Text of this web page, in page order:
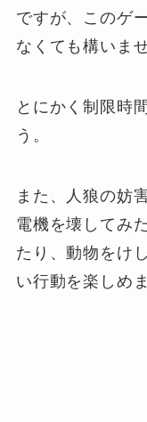
ですが、このゲ
なくても構いませ
とにかく制限時
う。
また、人狼の妨
電機を壊してみ
たり、動物をけ
い行動を楽しめま